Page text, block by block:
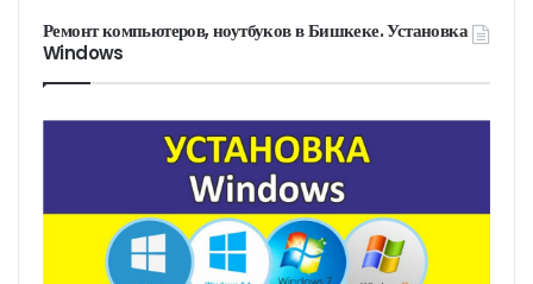
Ремонт компьютеров, ноутбуков в Бишкеке. Установка
Windows